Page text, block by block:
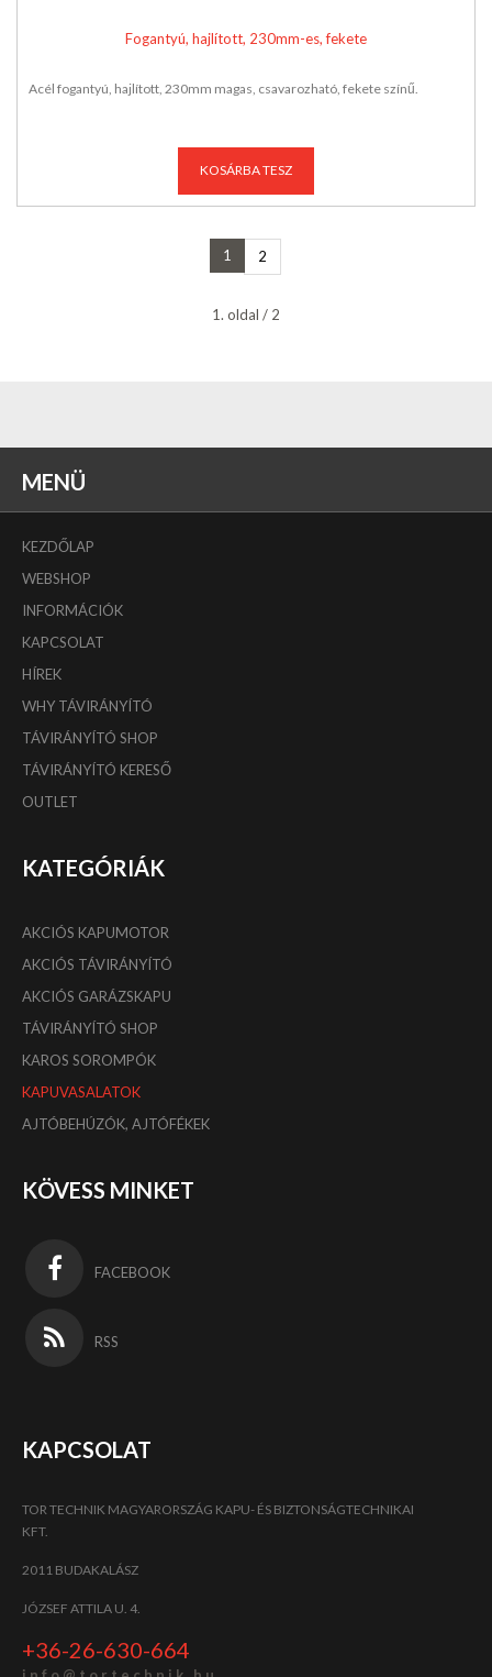
Fogantyú, hajlított, 230mm-es, fekete
Acél fogantyú, hajlított, 230mm magas, csavarozható, fekete színű.
KOSÁRBA TESZ
1 2
1. oldal / 2
MENÜ
KEZDŐLAP
WEBSHOP
INFORMÁCIÓK
KAPCSOLAT
HÍREK
WHY TÁVIRÁNYÍTÓ
TÁVIRÁNYÍTÓ SHOP
TÁVIRÁNYÍTÓ KERESŐ
OUTLET
KATEGÓRIÁK
AKCIÓS KAPUMOTOR
AKCIÓS TÁVIRÁNYÍTÓ
AKCIÓS GARÁZSKAPU
TÁVIRÁNYÍTÓ SHOP
KAROS SOROMPÓK
KAPUVASALATOK
AJTÓBEHÚZÓK, AJTÓFÉKEK
KÖVESS MINKET
FACEBOOK
RSS
KAPCSOLAT
TOR TECHNIK MAGYARORSZÁG KAPU- ÉS BIZTONSÁGTECHNIKAI
KFT.
2011 BUDAKALÁSZ
JÓZSEF ATTILA U. 4.
+36-26-630-664